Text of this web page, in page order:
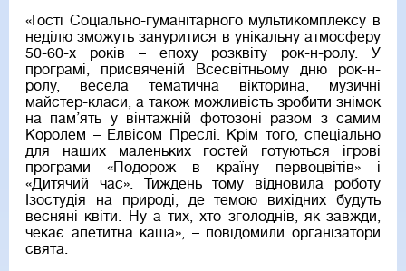
«Гості Соціально-гуманітарного мультикомплексу в
неділю зможуть зануритися в унікальну атмосферу
50-60-х років – епоху розквіту рок-н-ролу. У
програмі, присвяченій Всесвітньому дню рок-н-
ролу, весела тематична вікторина, музичні
майстер-класи, а також можливість зробити знімок
на пам’ять у вінтажній фотозоні разом з самим
Королем – Елвісом Преслі. Крім того, спеціально
для наших маленьких гостей готуються ігрові
програми «Подорож в країну первоцвітів» і
«Дитячий час». Тиждень тому відновила роботу
Ізостудія на природі, де темою вихідних будуть
весняні квіти. Ну а тих, хто зголоднів, як завжди,
чекає апетитна каша», – повідомили організатори
свята.